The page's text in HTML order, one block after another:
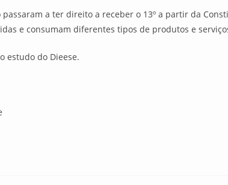
a ter direito a receber o 13º a partir da
e consumam diferentes tipos de produtos e
estudo do Dieese.